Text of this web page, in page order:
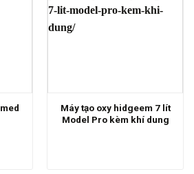
Máy tạo oxy hidgeem 7 lít
Model Pro kèm khí dung